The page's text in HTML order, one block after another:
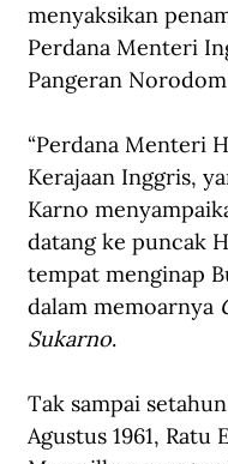
menyaksikan
Perdana Menteri
Pangeran
“Perdana Menteri
Kerajaan Inggris,
Karno
datang ke puncak
tempat menginap
dalam memoarnya
Sukarno.
Tak sampai
Agustus 1961, Ratu